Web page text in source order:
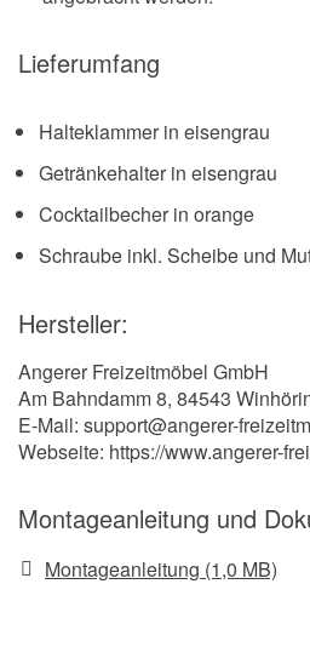
Lieferumfang
Halteklammer in eisengrau
Getränkehalter in eisengrau
Cocktailbecher in orange
Schraube inkl. Scheibe und
Hersteller:
Angerer Freizeitmöbel GmbH
Am Bahndamm 8, 84543
E-Mail: support@angerer-
Webseite: https://www.angerer-
Montageanleitung und
Montageanleitung (1,0 MB)